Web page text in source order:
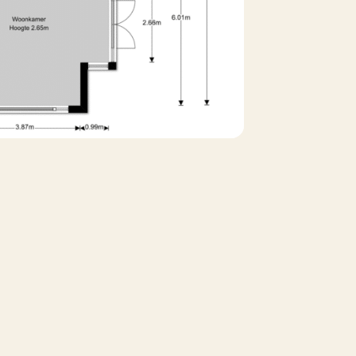
van huurder, met uitleg gezinssituatie
huurders die vallen onder een